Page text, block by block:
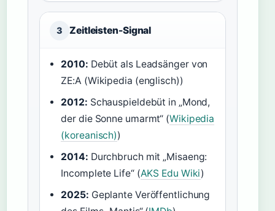
3 Zeitleisten-Signal
2010: Debüt als Leadsänger von
ZE:A (Wikipedia (englisch))
2012: Schauspieldebüt in „Mond,
der die Sonne umarmt“ (Wikipedia
(koreanisch))
2014: Durchbruch mit „Misaeng:
Incomplete Life“ (AKS Edu Wiki)
2025: Geplante Veröffentlichung